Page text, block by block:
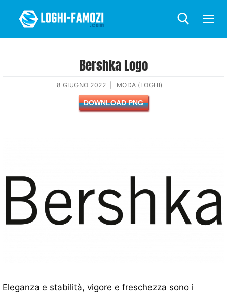
Bershka Logo
8 GIUGNO 2022 MODA (LOGHI)
DOWNLOAD PNG
Eleganza e stabilità, vigore e freschezza sono i